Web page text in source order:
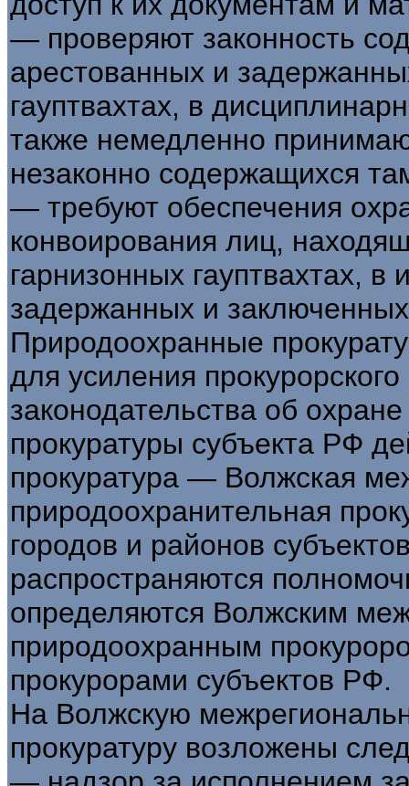
— проверяют законность
арестованных и
гауптвахтах, в
также немедленно
незаконно содержащихся
— требуют обеспечения
конвоирования лиц,
гарнизонных гауптвахтах,
задержанных и
Природоохранные
для усиления
законодательства об
прокуратуры субъекта РФ
прокуратура — Волжская
природоохранительная
городов и районов
распространяются
определяются Волжским
природоохранным
прокурорами субъектов РФ.
На Волжскую
прокуратуру возложены